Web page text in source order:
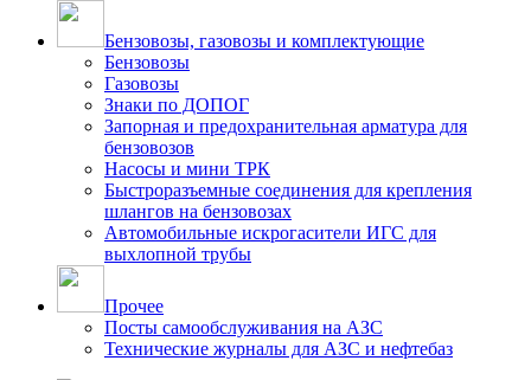
Бензовозы, газовозы и комплектующие
Бензовозы
Газовозы
Знаки по ДОПОГ
Запорная и предохранительная арматура для
бензовозов
Насосы и мини ТРК
Быстроразъемные соединения для крепления
шлангов на бензовозах
Автомобильные искрогасители ИГС для
выхлопной трубы
Прочее
Посты самообслуживания на АЗС
Технические журналы для АЗС и нефтебаз